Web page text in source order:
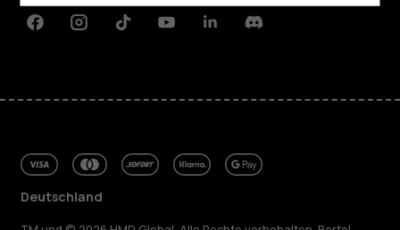
FacebookInstagramTiktokYoutubeLinkedinDiscord
Deutschland